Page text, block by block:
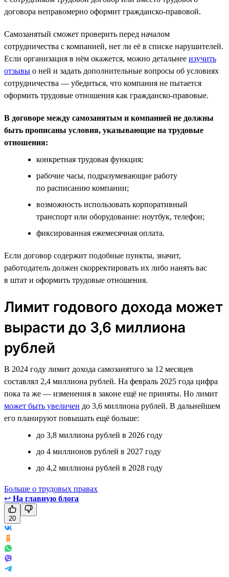
договора неправомерно оформит гражданско-правовой.
Самозанятый сможет проверить перед началом
сотрудничества с компанией, нет ли её в списке нарушителей.
Если организация в нём окажется, можно детальнее изучить
отзывы о ней и задать дополнительные вопросы об условиях
сотрудничества — убедиться, что компания не пытается
оформить трудовые отношения как гражданско-правовые.
В договоре между самозанятым и компанией не должны
быть прописаны условия, указывающие на трудовые
отношения:
конкретная трудовая функция;
рабочие часы, подразумевающие работу
по расписанию компании;
возможность использовать корпоративный
транспорт или оборудование: ноутбук, телефон;
фиксированная ежемесячная оплата.
Если договор содержит подобные пункты, значит,
работодатель должен скорректировать их либо нанять вас
в штат и оформить трудовые отношения.
Лимит годового дохода может
вырасти до 3,6 миллиона
рублей
В 2024 году лимит дохода самозанятого за 12 месяцев
составлял 2,4 миллиона рублей. На февраль 2025 года цифра
пока та же — изменения в законе ещё не приняты. Но лимит
может быть увеличен до 3,6 миллиона рублей. В дальнейшем
его планируют повышать ещё больше:
до 3,8 миллиона рублей в 2026 году
до 4 миллионов рублей в 2027 году
до 4,2 миллиона рублей в 2028 году
Больше о трудовых правах
↩ На главную блога
20